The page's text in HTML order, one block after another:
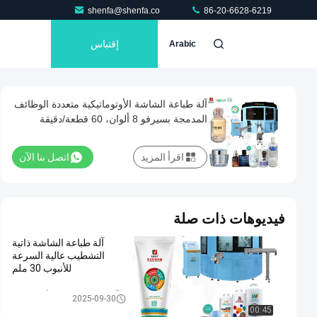
shenfa@shenfa.co 86-20-6628-6219
Arabic إقتباس
آلة طباعة الشاشة الأوتوماتيكية متعددة الوظائف
المدمجة بسيرفو 8 ألوان، 60 قطعة/دقيقة
اتصل بنا الآن اقرأ المزيد
فيديوهات ذات صلة
00:45
آلة طباعة الشاشة ذاتية
التشطيب عالية السرعة
للأنبوب 30 ملم
آلة طباعة الشاشة الأوتوماتيكية
2025-09-30